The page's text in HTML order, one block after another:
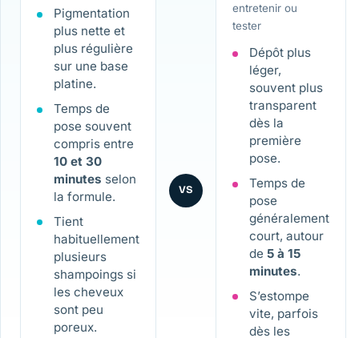
Pigmentation
plus nette et
plus régulière
sur une base
platine.
Temps de
pose souvent
compris entre
10 et 30
minutes selon
la formule.
Tient
habituellement
plusieurs
shampoings si
les cheveux
sont peu
poreux.
VS
entretenir ou
tester
Dépôt plus
léger,
souvent plus
transparent
dès la
première
pose.
Temps de
pose
généralement
court, autour
de 5 à 15
minutes.
S’estompe
vite, parfois
dès les